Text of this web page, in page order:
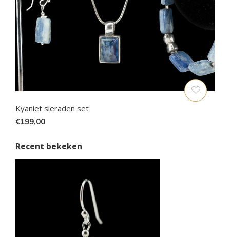
Kyaniet sieraden set
€199,00
Recent bekeken